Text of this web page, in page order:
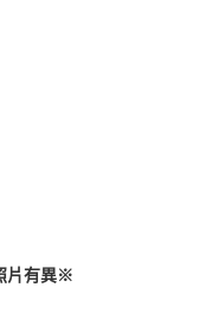
片有異※